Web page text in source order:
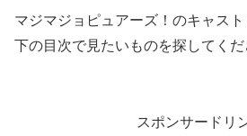
マジマジョピュアーズ！のキャスト
下の目次で見たいものを探してくだ
スポンサードリ